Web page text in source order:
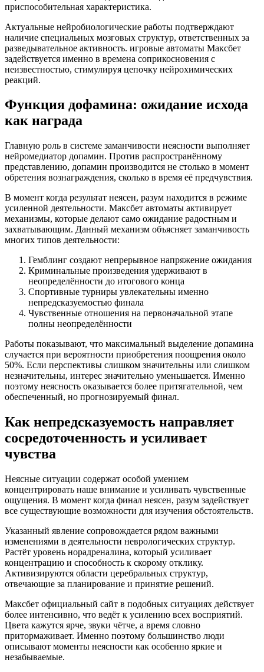
приспособительная характеристика.
Актуальные нейробиологические работы подтверждают
наличие специальных мозговых структур, ответственных за
разведывательное активность. игровые автоматы Максбет
задействуется именно в времена соприкосновения с
неизвестностью, стимулируя цепочку нейрохимических
реакций.
Функция дофамина: ожидание исхода
как награда
Главную роль в системе заманчивости неясности выполняет
нейромедиатор допамин. Против распространённому
представлению, допамин производится не столько в момент
обретения вознаграждения, сколько в время её предчувствия.
В момент когда результат неясен, разум находится в режиме
усиленной деятельности. Максбет автоматы активирует
механизмы, которые делают само ожидание радостным и
захватывающим. Данный механизм объясняет заманчивость
многих типов деятельности:
Гемблинг создают непрерывное напряжение ожидания
Криминальные произведения удерживают в
неопределённости до итогового конца
Спортивные турниры увлекательны именно
непредсказуемостью финала
Чувственные отношения на первоначальной этапе
полны неопределённости
Работы показывают, что максимальный выделение допамина
случается при вероятности приобретения поощрения около
50%. Если перспективы слишком значительны или слишком
незначительны, интерес значительно уменьшается. Именно
поэтому неясность оказывается более притягательной, чем
обеспеченный, но прогнозируемый финал.
Как непредсказуемость направляет
сосредоточенность и усиливает
чувства
Неясные ситуации содержат особой умением
концентрировать наше внимание и усиливать чувственные
ощущения. В момент когда финал неясен, разум задействует
все существующие возможности для изучения обстоятельств.
Указанный явление сопровождается рядом важными
изменениями в деятельности неврологических структур.
Растёт уровень норадреналина, который усиливает
концентрацию и способность к скорому отклику.
Активизируются области церебральных структур,
отвечающие за планирование и принятие решений.
Максбет официальный сайт в подобных ситуациях действует
более интенсивно, что ведёт к усилению всех восприятий.
Цвета кажутся ярче, звуки чётче, а время словно
притормаживает. Именно поэтому большинство люди
описывают моменты неясности как особенно яркие и
незабываемые.